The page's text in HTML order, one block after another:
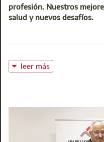
profesión. Nuestros
salud y nuevos desafíos.
leer más